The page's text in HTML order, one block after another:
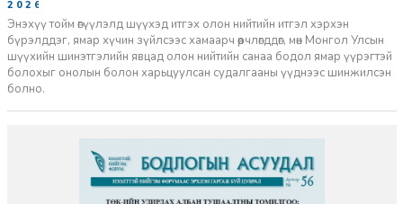
2026-06-11
Энэхүү тойм өгүүлэлд шүүхэд итгэх олон нийтийн итгэл хэрхэн
бүрэлддэг, ямар хүчин зүйлсээс хамаарч өөрчлөгддөг, мөн Монгол Улсын
шүүхийн шинэтгэлийн явцад олон нийтийн санаа бодол ямар үүрэгтэй
болохыг онолын болон харьцуулсан судалгааны үүднээс шинжилсэн
болно.